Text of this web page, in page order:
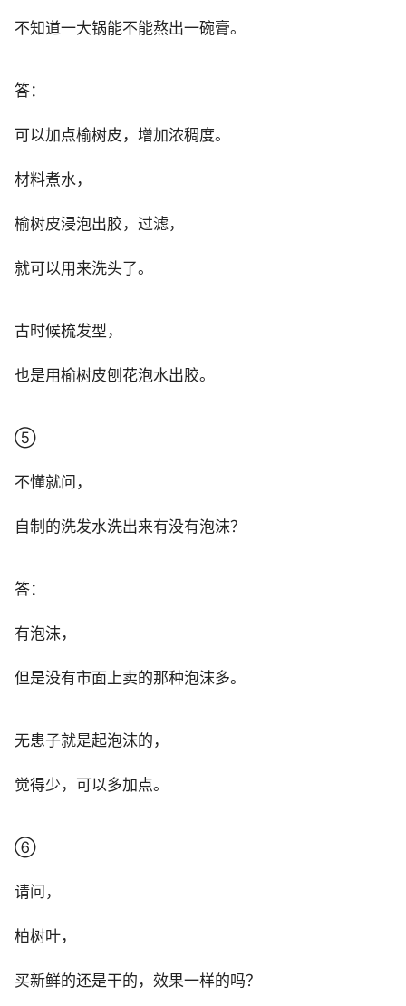
不知道一大锅能不能熬出一碗膏。
答：
可以加点榆树皮，增加浓稠度。
材料煮水，
榆树皮浸泡出胶，过滤，
就可以用来洗头了。
古时候梳发型，
也是用榆树皮刨花泡水出胶。
⑤
不懂就问，
自制的洗发水洗出来有没有泡沫？
答：
有泡沫，
但是没有市面上卖的那种泡沫多。
无患子就是起泡沫的，
觉得少，可以多加点。
⑥
请问，
柏树叶，
买新鲜的还是干的，效果一样的吗？